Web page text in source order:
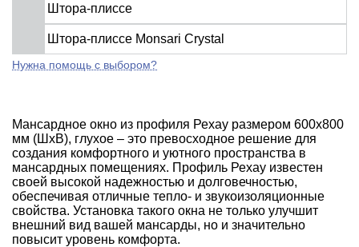
Штора-плиссе
Штора-плиссе Monsari Crystal
Нужна помощь с выбором?
Мансардное окно из профиля Рехау размером 600x800
мм (ШхВ), глухое – это превосходное решение для
создания комфортного и уютного пространства в
мансардных помещениях. Профиль Рехау известен
своей высокой надежностью и долговечностью,
обеспечивая отличные тепло- и звукоизоляционные
свойства. Установка такого окна не только улучшит
внешний вид вашей мансарды, но и значительно
повысит уровень комфорта.